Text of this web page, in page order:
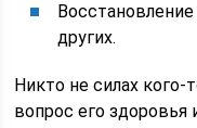
других.
Никто не силах кого-
вопрос его здоровья